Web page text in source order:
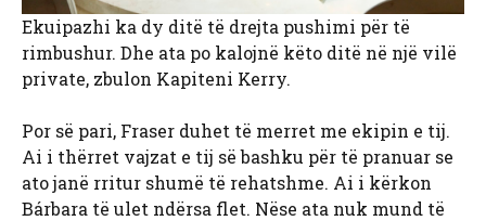
Ekuipazhi ka dy ditë të drejta pushimi për të
rimbushur. Dhe ata po kalojnë këto ditë në një vilë
private, zbulon Kapiteni Kerry.
Por së pari, Fraser duhet të merret me ekipin e tij.
Ai i thërret vajzat e tij së bashku për të pranuar se
ato janë rritur shumë të rehatshme. Ai i kërkon
Bárbara të ulet ndërsa flet. Nëse ata nuk mund të